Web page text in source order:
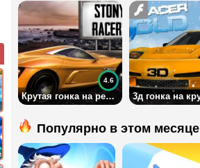
Крутая гонка на реакцию
4.6
Популярно в этом месяце